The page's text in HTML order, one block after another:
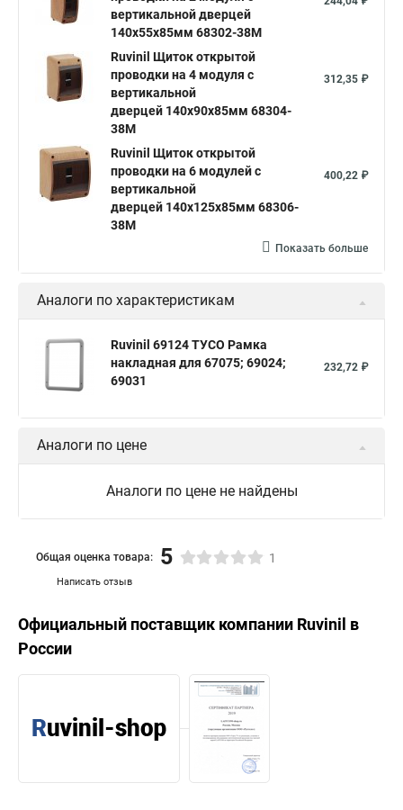
вертикальной дверцей
140х55х85мм 68302-38М
Ruvinil Щиток открытой
проводки на 4 модуля с
вертикальной
дверцей 140х90х85мм 68304-
38М
312,35 ₽
Ruvinil Щиток открытой
проводки на 6 модулей с
вертикальной
дверцей 140х125х85мм 68306-
38М
400,22 ₽
Показать больше
Аналоги по характеристикам
Ruvinil 69124 ТУСО Рамка
накладная для 67075; 69024;
69031
232,72 ₽
Аналоги по цене
Аналоги по цене не найдены
Написать отзыв
Общая оценка товара: 5 1
Официальный поставщик компании Ruvinil в
России